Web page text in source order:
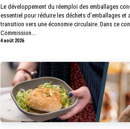
Le développement du réemploi des emballages
essentiel pour réduire les déchets d’emballages et
transition vers une économie circulaire. Dans ce
Commission...
4 août 2026